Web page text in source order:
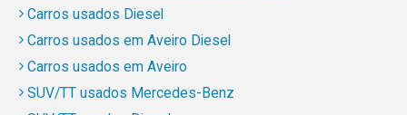
Carros usados Diesel
Carros usados em Aveiro Diesel
Carros usados em Aveiro
SUV/TT usados Mercedes-Benz